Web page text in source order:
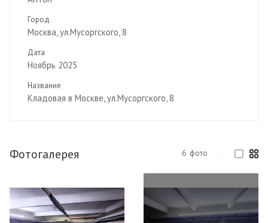
Город
Москва, ул.Мусоргского, 8
Дата
Ноябрь 2025
Название
Кладовая в Москве, ул.Мусоргского, 8
Фотогалерея 6 фото